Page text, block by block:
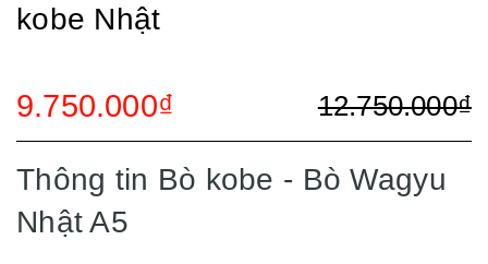
kobe Nhật
9.750.000₫ 12.750.000₫
Thông tin Bò kobe - Bò Wagyu
Nhật A5